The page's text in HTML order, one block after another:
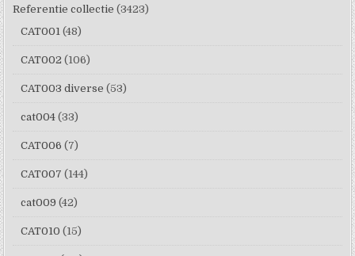
Referentie collectie (3423)
CAT001 (48)
CAT002 (106)
CAT003 diverse (53)
cat004 (33)
CAT006 (7)
CAT007 (144)
cat009 (42)
CAT010 (15)